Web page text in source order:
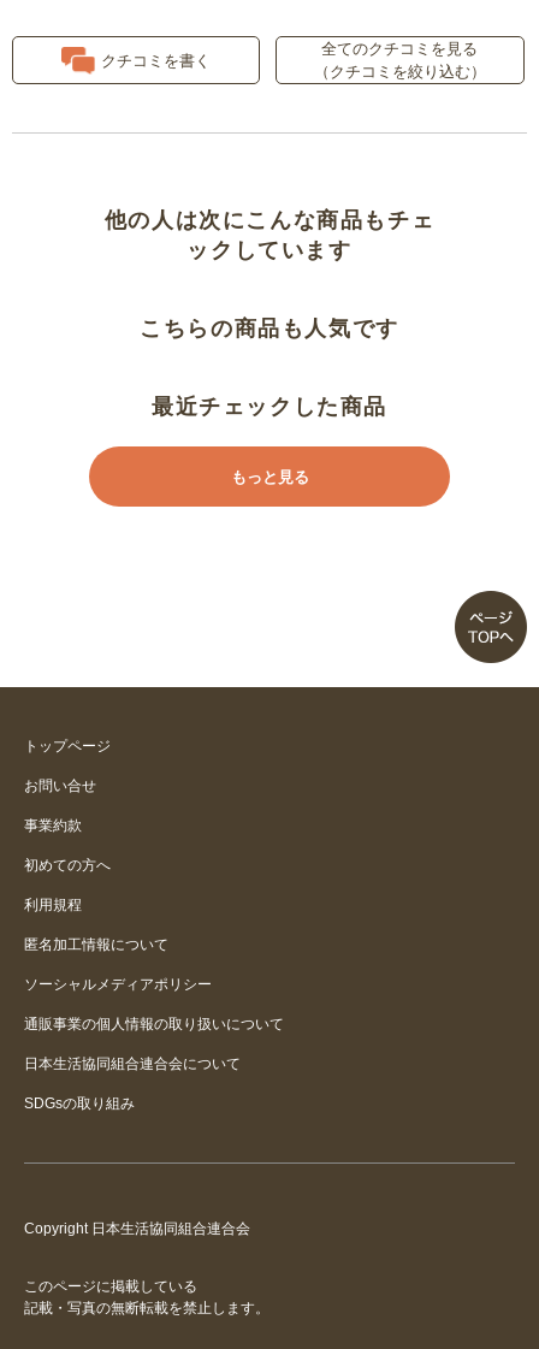
もたつかない丈と生地の光沢感が
一枚で決まる！
涼しい
生地がいい
クチコミを書く
全てのクチコミを見る
（クチコミを絞り込む）
他の人は次にこんな商品もチェ
ックしています
こちらの商品も人気です
最近チェックした商品
もっと見る
トップページ
お問い合せ
事業約款
初めての方へ
利用規程
匿名加工情報について
ソーシャルメディアポリシー
通販事業の個人情報の取り扱いについて
日本生活協同組合連合会について
SDGsの取り組み
Copyright 日本生活協同組合連合会
このページに掲載している
記載・写真の無断転載を禁止します。